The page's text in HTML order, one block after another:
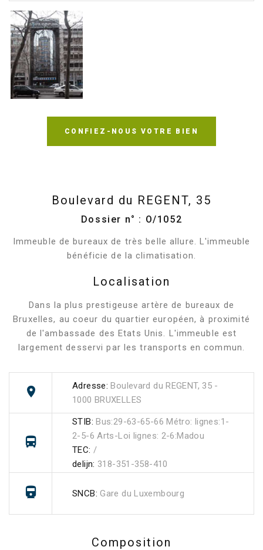
CONFIEZ-NOUS VOTRE BIEN
Boulevard du REGENT, 35
Dossier n° : O/1052
Immeuble de bureaux de très belle allure. L'immeuble
bénéficie de la climatisation.
Localisation
Dans la plus prestigeuse artère de bureaux de
Bruxelles, au coeur du quartier européen, à proximité
de l'ambassade des Etats Unis. L'immeuble est
largement desservi par les transports en commun.
Adresse: Boulevard du REGENT, 35 -
1000 BRUXELLES
STIB: Bus:29-63-65-66 Métro: lignes:1-
2-5-6 Arts-Loi lignes: 2-6:Madou
TEC: /
delijn: 318-351-358-410
SNCB: Gare du Luxembourg
Composition